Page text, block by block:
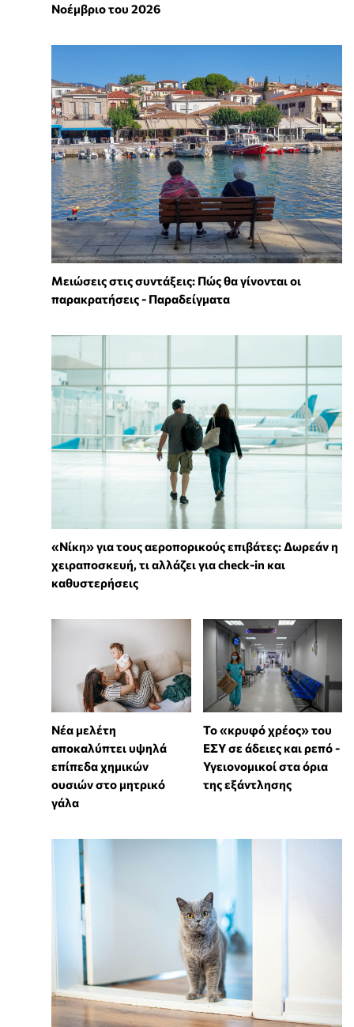
Νοέμβριο του 2026
Μειώσεις στις συντάξεις: Πώς θα γίνονται οι
παρακρατήσεις - Παραδείγματα
«Νίκη» για τους αεροπορικούς επιβάτες: Δωρεάν η
χειραποσκευή, τι αλλάζει για check-in και
καθυστερήσεις
Νέα μελέτη
αποκαλύπτει υψηλά
επίπεδα χημικών
ουσιών στο μητρικό
γάλα
Το «κρυφό χρέος» του
ΕΣΥ σε άδειες και ρεπό -
Υγειονομικοί στα όρια
της εξάντλησης